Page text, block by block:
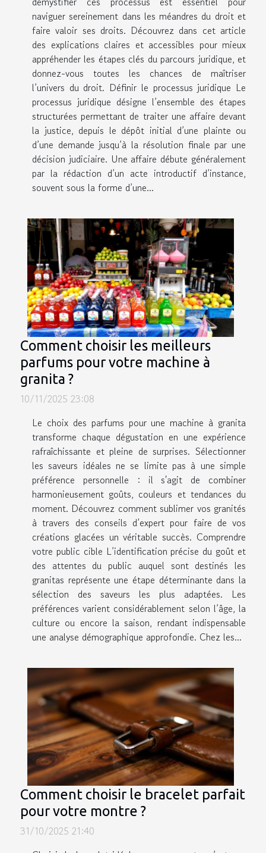
naviguer sereinement dans les méandres du droit et
faire valoir ses droits. Découvrez dans cet article
des explications claires et accessibles pour mieux
appréhender les étapes clés du parcours juridique, et
donnez-vous toutes les chances de maîtriser
l’univers du droit. Définir le processus juridique Le
processus juridique désigne l’ensemble des étapes
structurées permettant de traiter une affaire devant
la justice, depuis le dépôt initial d’une plainte ou
d’une demande jusqu’à la résolution finale par une
décision judiciaire. Une affaire débute généralement
par la rédaction d’un acte introductif d’instance,
souvent sous la forme d’une...
Comment choisir les meilleurs
parfums pour votre machine à
granita ?
10/11/2025 23:08
Le choix des parfums pour une machine à granita
transforme chaque dégustation en une expérience
rafraîchissante et pleine de surprises. Sélectionner
les saveurs idéales ne se limite pas à une simple
préférence personnelle : il s'agit de combiner
harmonieusement goûts, couleurs et tendances du
moment. Découvrez comment sublimer vos granités
à travers des conseils d’expert pour faire de vos
créations glacées un véritable succès. Comprendre
votre public cible L’identification précise du goût et
des attentes du public auquel sont destinés les
granitas représente une étape déterminante dans la
sélection des saveurs les plus adaptées. Les
préférences varient considérablement selon l’âge, la
culture ou encore la saison, rendant indispensable
une analyse démographique approfondie. Chez les...
Comment choisir le bracelet parfait
pour votre montre ?
31/10/2025 21:40